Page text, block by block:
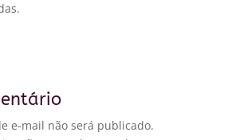
e-mail não será publicado.